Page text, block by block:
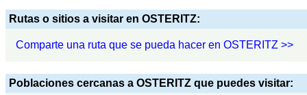
Rutas o sitios a visitar en OSTERITZ:
Comparte una ruta que se pueda hacer en OSTERITZ >>
Poblaciones cercanas a OSTERITZ que puedes visitar: